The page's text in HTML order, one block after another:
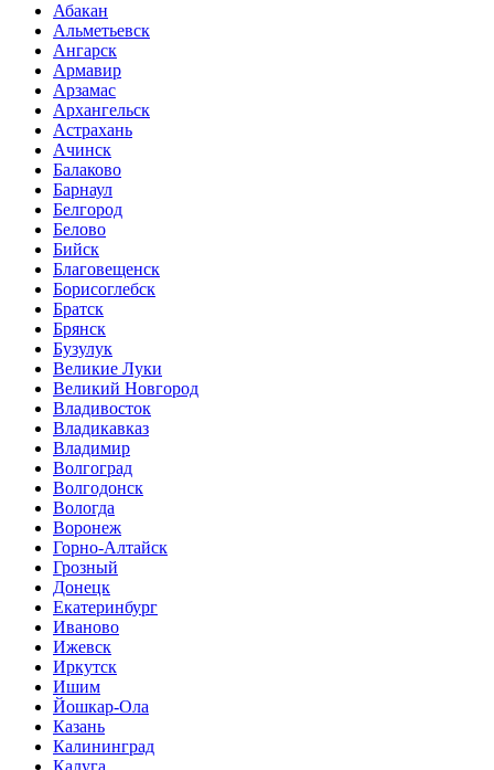
Абакан
Альметьевск
Ангарск
Армавир
Арзамас
Архангельск
Астрахань
Ачинск
Балаково
Барнаул
Белгород
Белово
Бийск
Благовещенск
Борисоглебск
Братск
Брянск
Бузулук
Великие Луки
Великий Новгород
Владивосток
Владикавказ
Владимир
Волгоград
Волгодонск
Вологда
Воронеж
Горно-Алтайск
Грозный
Донецк
Екатеринбург
Иваново
Ижевск
Иркутск
Ишим
Йошкар-Ола
Казань
Калининград